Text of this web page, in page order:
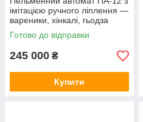
імітацією ручного ліплення —
вареники, хінкалі, гьодза
Готово до відправки
245 000 ₴
Купити